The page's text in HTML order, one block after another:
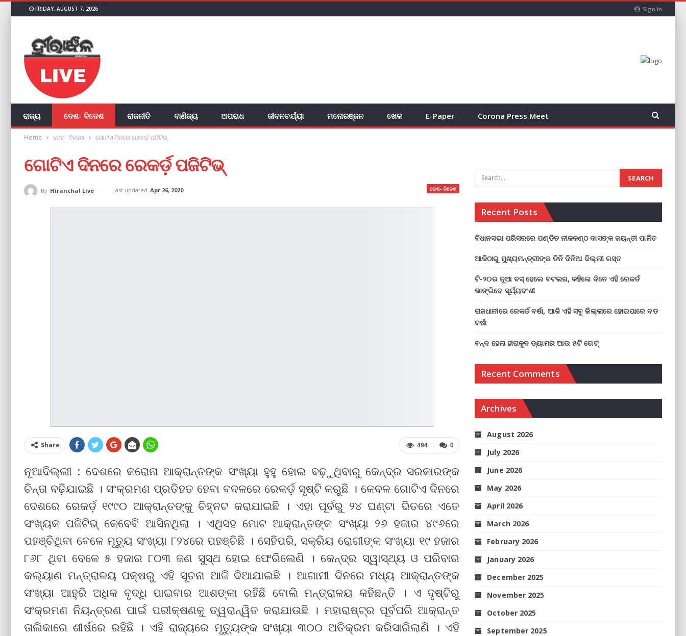
Sign In
FRIDAY, AUGUST 7, 2026
ରାଜ୍ୟ ଦେଶ- ବିଦେଶ ରାଜନୀତି ବାଣିଜ୍ୟ ଅପରାଧ ଜୀବନଚର୍ଯ୍ୟା ମନୋରଞ୍ଜନ ଖେଳ E-Paper Corona Press Meet
Home ଦେଶ- ବିଦେଶ ଗୋଟିଏ ଦିନରେ ରେକର୍ଡ଼ ପଜିଟିଭ୍‌
ଗୋଟିଏ ଦିନରେ ରେକର୍ଡ଼ ପଜିଟିଭ୍‌
ଦେଶ- ବିଦେଶ
By Hiranchal Live Last updated Apr 26, 2020
0
494
Share
ନୂଆଦିଲ୍ଲୀ : ଦେଶରେ କରୋନା ଆକ୍ରାନ୍ତଙ୍କ ସଂଖ୍ୟା ହୁହୁ ହୋଇ ବଢ଼ୁଥିବାରୁ କେନ୍ଦ୍ର ସରକାରଙ୍କ
ଚିନ୍ତା ବଢ଼ିଯାଇଛି । ସଂକ୍ରମଣ ପ୍ରତିହତ ହେବା ବଦଳରେ ରେକର୍ଡ଼ ସୃଷ୍ଟି କରୁଛି । କେବଳ ଗୋଟିଏ ଦିନରେ
ଦେଶରେ ରେକର୍ଡ଼ ୧୯୯୦ ଆକ୍ରାନ୍ତଙ୍କୁ ଚିହ୍ନଟ କରାଯାଇଛି । ଏହା ପୂର୍ବରୁ ୨୪ ଘଣ୍ଟା ଭିତରେ ଏତେ
ସଂଖ୍ୟକ ପଜିଟିଭ୍ କେବେବି ଆସିନଥିଲା । ଏଥିସହ ମୋଟ ଆକ୍ରାନ୍ତଙ୍କ ସଂଖ୍ୟା ୨୬ ହଜାର ୪୯୬ରେ
ପହଞ୍ଚିଥିବା ବେଳେ ମୃତ୍ୟୁ ସଂଖ୍ୟା ୮୨୪ରେ ପହଞ୍ଚିଛି । ସେହିପରି, ସକ୍ରିୟ ରୋଗୀଙ୍କ ସଂଖ୍ୟା ୧୯ ହଜାର
୮୬୮ ଥିବା ବେଳେ ୫ ହଜାର ୮୦୩ ଜଣ ସୁସ୍ଥ ହୋଇ ଫେରିଲେଣି । କେନ୍ଦ୍ର ସ୍ୱାସ୍ଥ୍ୟ ଓ ପରିବାର
କଲ୍ୟାଣ ମନ୍ତ୍ରାଳୟ ପକ୍ଷରୁ ଏହି ସୂଚନା ଆଜି ଦିଆଯାଇଛି । ଆଗାମୀ ଦିନରେ ମଧ୍ୟ ଆକ୍ରାନ୍ତଙ୍କ
ସଂଖ୍ୟା ଆହୁରି ଅଧିକ ବୃଦ୍ଧି ପାଇବାର ଆଶଙ୍କା ରହିଛି ବୋଲି ମନ୍ତ୍ରାଳୟ କହିଛନ୍ତି । ଏ ଦୃଷ୍ଟିରୁ
ସଂକ୍ରମଣ ନିୟନ୍ତ୍ରଣ ପାଇଁ ପରୀକ୍ଷଣକୁ ତ୍ୱରାନ୍ୱିତ କରାଯାଉଛି । ମହାରାଷ୍ଟ୍ର ପୂର୍ବପରି ଆକ୍ରାନ୍ତ
ତାଲିକାରେ ଶୀର୍ଷରେ ରହିଛି । ଏହି ରାଜ୍ୟରେ ମୃତ୍ୟୁଙ୍କ ସଂଖ୍ୟା ୩୦୦ ଅତିକ୍ରମ କରିସାରିଲାଣି । ଏହି
Recent Posts
ବିଧାନସଭା ପରିସରରେ ପଣ୍ଡିତ ନୀଳକଣ୍ଠ ଦାସଙ୍କ ଜୟନ୍ତୀ ପାଳିତ
ଆଜିଠାରୁ ମୁଖ୍ୟମନ୍ତ୍ରୀଙ୍କ ତିନି ଦିନିଆ ଦିଲ୍ଲୀ ଗସ୍ତ
ଟି-୨୦ର ନୂଆ ବସ୍ ହେଲେ ବଟଲର, କହିଲେ ଦିନେ ଏହି ରେକର୍ଡ
ଭାଙ୍ଗିବେ ସୂର୍ଯ୍ୟବଂଶୀ
ରାଜଧାନୀରେ ରେକର୍ଡ ବର୍ଷା, ଆଜି ଏହି ସବୁ ଜିଲ୍ଲାରେ ହୋଇପାରେ ବଡ
ବର୍ଷା
ବନ୍ଦ ହେଲା ହୀରାକୁଦ ଡ୍ୟାମର ଆଉ ୫ଟି ଗେଟ୍
Recent Comments
Archives
August 2026
July 2026
June 2026
May 2026
April 2026
March 2026
February 2026
January 2026
December 2025
November 2025
October 2025
September 2025